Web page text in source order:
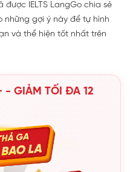
được IELTS LangGo chia sẻ
những gợi ý này để tự hình
và thể hiện tốt nhất trên
- GIẢM TỐI ĐA 12